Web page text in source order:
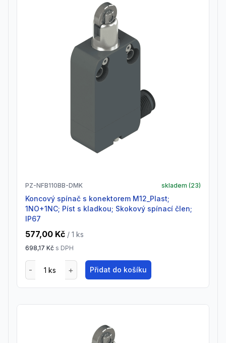
PZ-NFB110BB-DMK skladem (23)
Koncový spínač s konektorem M12_Plast;
1NO+1NC; Píst s kladkou; Skokový spínací člen;
IP67
577,00 Kč / 1 ks
698,17 Kč s DPH
Přidat do košíku